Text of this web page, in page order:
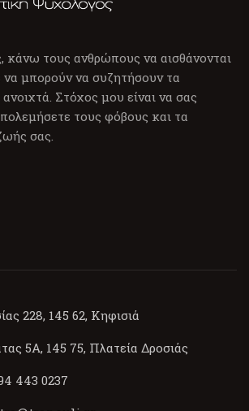
κάνω τους ανθρώπους να αισθάνονται
να μπορούν να συζητήσουν τα
Στόχος μου είναι να σας
τους φόβους και τα
σας.
228, 145 62, Κηφισιά
5Α, 145 75, Πλατεία Δροσιάς
443 0237